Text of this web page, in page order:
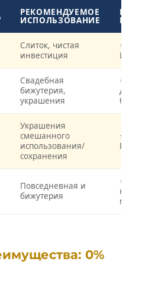
РЕКОМЕНДУЕМОЕ
ИСПОЛЬЗОВАНИЕ В
Слиток, чистая
инвестиция
Свадебная
бижутерия,
украшения
Украшения
смешанного
использования/
сохранения
Повседневная и
бижутерия
0%